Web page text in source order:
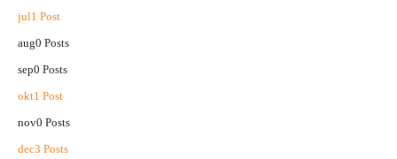
jul1 Post
aug0 Posts
sep0 Posts
okt1 Post
nov0 Posts
dec3 Posts